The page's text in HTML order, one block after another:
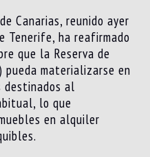
Canarias, reunido ayer
Tenerife, ha reafirmado
que la Reserva de
pueda materializarse en
destinados al
lo que
en alquiler